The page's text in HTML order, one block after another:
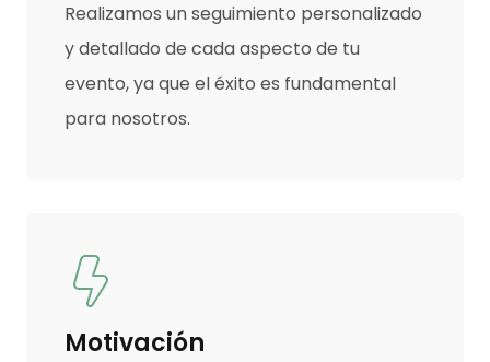
Realizamos un seguimiento personalizado
y detallado de cada aspecto de tu
evento, ya que el éxito es fundamental
para nosotros.
Motivación